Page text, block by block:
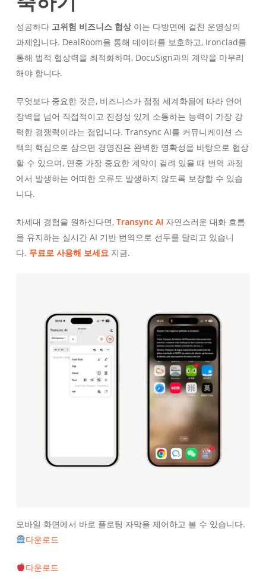
성공하다 고위험 비즈니스 협상이는 다방면에 걸친 운영상의
과제입니다. DealRoom을 통해 데이터를 보호하고, Ironclad를
통해 법적 협상력을 최적화하며, DocuSign과의 계약을 마무리
해야 합니다.
무엇보다 중요한 것은, 비즈니스가 점점 세계화됨에 따라 언어
장벽을 넘어 직접적이고 진정성 있게 소통하는 능력이 가장 강
력한 경쟁력이라는 점입니다. Transync AI를 커뮤니케이션 스
택의 핵심으로 삼으면 경영진은 완벽한 명확성을 바탕으로 협상
할 수 있으며, 연중 가장 중요한 계약이 걸려 있을 때 번역 과정
에서 발생하는 어떠한 오류도 발생하지 않도록 보장할 수 있습
니다.
차세대 경험을 원하신다면, Transync AI 자연스러운 대화 흐름
을 유지하는 실시간 AI 기반 번역으로 선두를 달리고 있습니
다. 무료로 사용해 보세요 지금.
모바일 화면에서 바로 플로팅 자막을 제어하고 볼 수 있습니다.
다운로드
다운로드